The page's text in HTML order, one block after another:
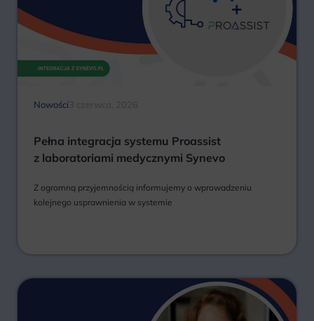
Nowości 3 czerwca, 2026
Pełna integracja systemu Proassist
z laboratoriami medycznymi Synevo
Z ogromną przyjemnością informujemy o wprowadzeniu
kolejnego usprawnienia w systemie